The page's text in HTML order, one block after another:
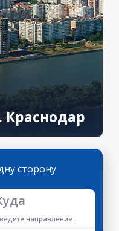
Краснодар
сторону
направление